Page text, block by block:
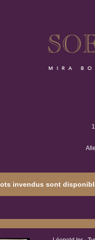
invendus sont